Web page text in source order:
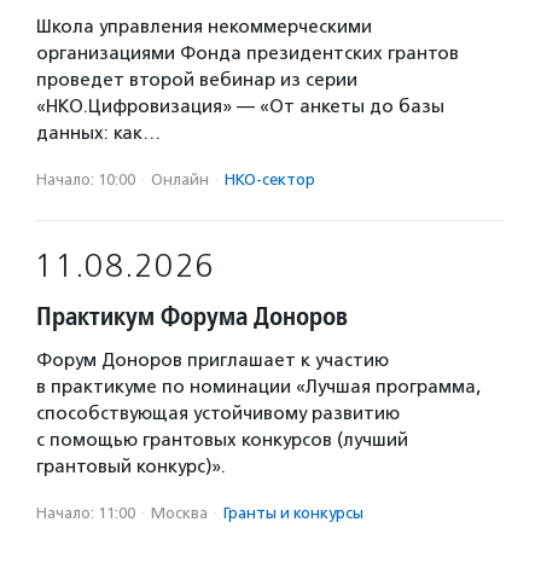
Школа управления некоммерческими
организациями Фонда президентских грантов
проведет второй вебинар из серии
«НКО.Цифровизация» — «От анкеты до базы
данных: как…
Начало: 10:00 · Онлайн · НКО-сектор
11.08.2026
Практикум Форума Доноров
Форум Доноров приглашает к участию
в практикуме по номинации «Лучшая программа,
способствующая устойчивому развитию
с помощью грантовых конкурсов (лучший
грантовый конкурс)».
Начало: 11:00 · Москва · Гранты и конкурсы